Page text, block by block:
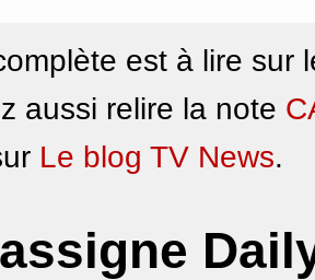
est à lire sur
aussi relire la note
Le blog TV News.